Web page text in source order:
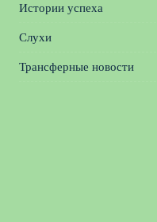
Истории успеха
Слухи
Трансферные новости